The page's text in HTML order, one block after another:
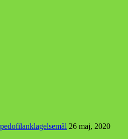
26 maj, 2020